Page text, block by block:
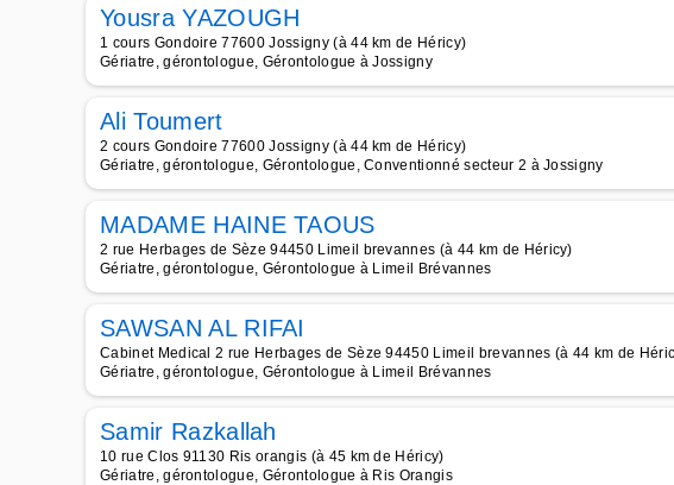
Yousra YAZOUGH
1 cours Gondoire 77600 Jossigny (à 44 km de Héricy)
Gériatre, gérontologue, Gérontologue à Jossigny
Ali Toumert
2 cours Gondoire 77600 Jossigny (à 44 km de Héricy)
Gériatre, gérontologue, Gérontologue, Conventionné secteur 2 à Jossigny
MADAME HAINE TAOUS
2 rue Herbages de Sèze 94450 Limeil brevannes (à 44 km de Héricy)
Gériatre, gérontologue, Gérontologue à Limeil Brévannes
SAWSAN AL RIFAI
Cabinet Medical 2 rue Herbages de Sèze 94450 Limeil brevannes (à 44 km de
Gériatre, gérontologue, Gérontologue à Limeil Brévannes
Samir Razkallah
10 rue Clos 91130 Ris orangis (à 45 km de Héricy)
Gériatre, gérontologue, Gérontologue à Ris Orangis